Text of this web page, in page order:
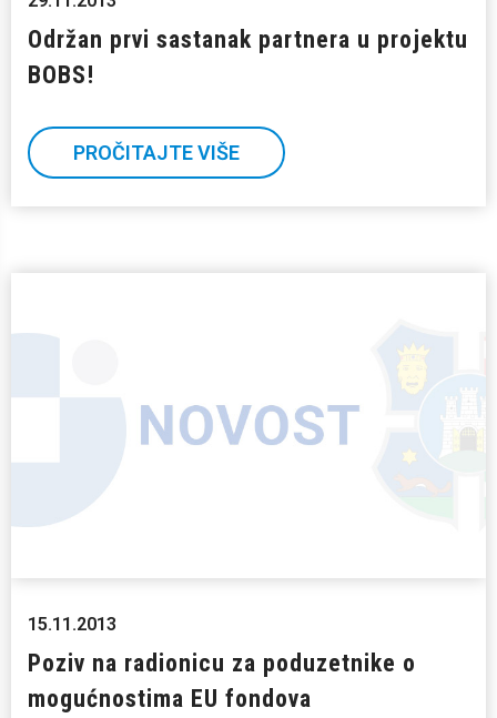
Održan prvi sastanak partnera u projektu
BOBS!
PROČITAJTE VIŠE
15.11.2013
Poziv na radionicu za poduzetnike o
mogućnostima EU fondova